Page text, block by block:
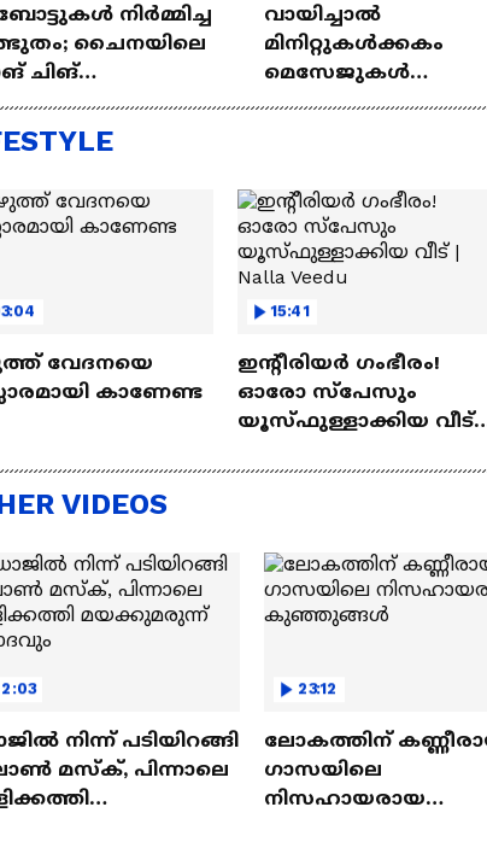
നിർമ്മിച്ച
ചൈനയിലെ
ചിങ്
|
Railway Station
വായിച്ചാൽ
മിനിറ്റുകൾക്കകം
മെസേജുകള്‍
അപ്രത്യക്ഷമാകും |
വേദനയെ
കാണേണ്ട
15:41
ഇന്റീരിയർ ഗംഭീരം!
ഓരോ സ്‌പേസും
യൂസ്ഫുള്ളാക്കിയ വീട് |
VIDEOS
നിന്ന് പടിയിറങ്ങി
മസ്ക്, പിന്നാലെ
23:12
ലോകത്തിന്
ഗാസയിലെ
നിസഹായരായ